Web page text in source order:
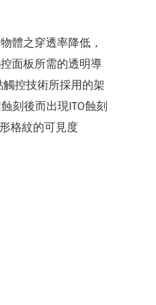
體之穿透率降低，
面板所需的透明導
控技術所採用的架
刻後而出現ITO蝕刻
格紋的可見度